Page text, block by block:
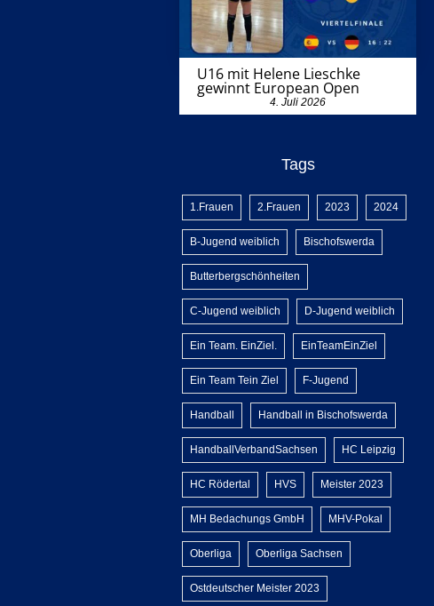
U16 mit Helene Lieschke
gewinnt European Open
4. Juli 2026
Tags
1.Frauen 2.Frauen 2023 2024
B-Jugend weiblich Bischofswerda
Butterbergschönheiten
C-Jugend weiblich D-Jugend weiblich
Ein Team. EinZiel. EinTeamEinZiel
Ein Team Tein Ziel F-Jugend
Handball Handball in Bischofswerda
HandballVerbandSachsen HC Leipzig
HC Rödertal HVS Meister 2023
MH Bedachungs GmbH MHV-Pokal
Oberliga Oberliga Sachsen
Ostdeutscher Meister 2023